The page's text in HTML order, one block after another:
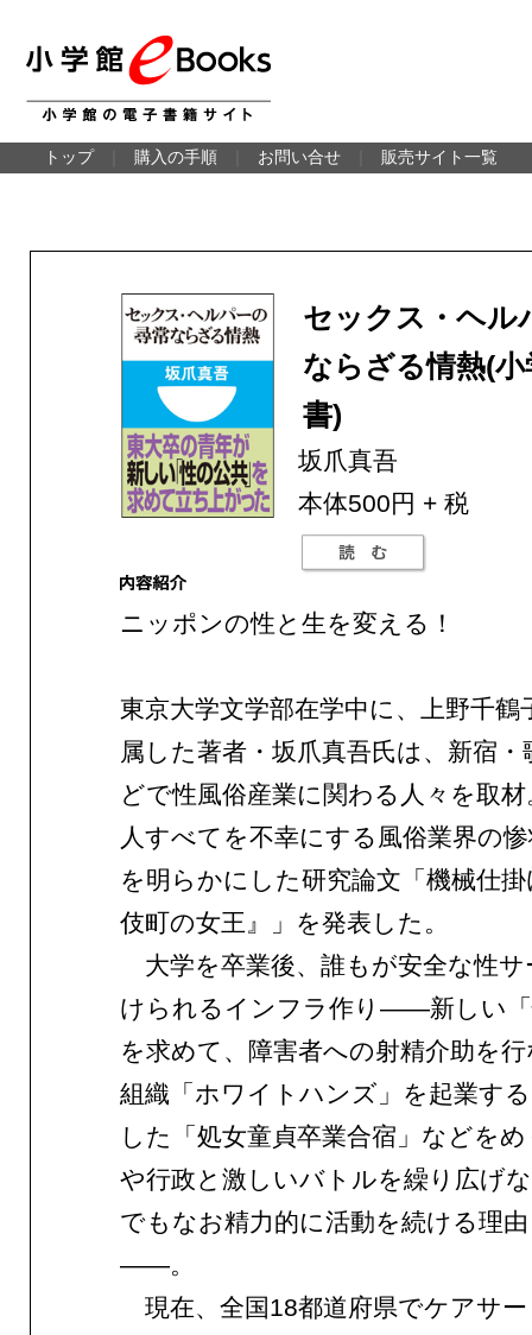
トップ 購入の手順 お問い合せ 販売サイト一覧
セックス・ヘル
ならざる情熱(
書)
坂爪真吾
本体500円 + 税
ニッポンの性と生を変える！
東京大学文学部在学中に、上野千鶴
属した著者・坂爪真吾氏は、新宿・
どで性風俗産業に関わる人々を取
人すべてを不幸にする風俗業界の
を明らかにした研究論文「機械仕
伎町の女王』」を発表した。
大学を卒業後、誰もが安全な性サ
けられるインフラ作り——新しい
を求めて、障害者への射精介助を
組織「ホワイトハンズ」を起業す
した「処女童貞卒業合宿」などを
や行政と激しいバトルを繰り広げ
でもなお精力的に活動を続ける理
——。
現在、全国18都道府県でケアサ